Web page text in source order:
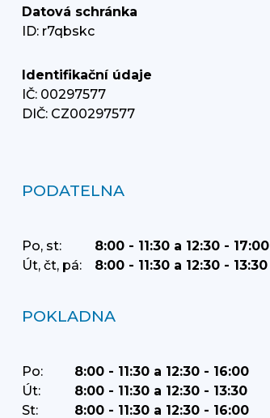
Datová schránka
ID: r7qbskc
Identifikační údaje
IČ: 00297577
DIČ: CZ00297577
PODATELNA
Po, st:
8:00 - 11:30 a 12:30 - 17:00
Út, čt, pá:
8:00 - 11:30 a 12:30 - 13:30
POKLADNA
Po:
8:00 - 11:30 a 12:30 - 16:00
Út:
8:00 - 11:30 a 12:30 - 13:30
St:
8:00 - 11:30 a 12:30 - 16:00